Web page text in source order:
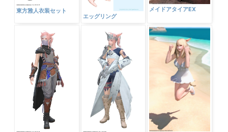
東方雅人衣装セット
エッグリング
メイドアタイアEX